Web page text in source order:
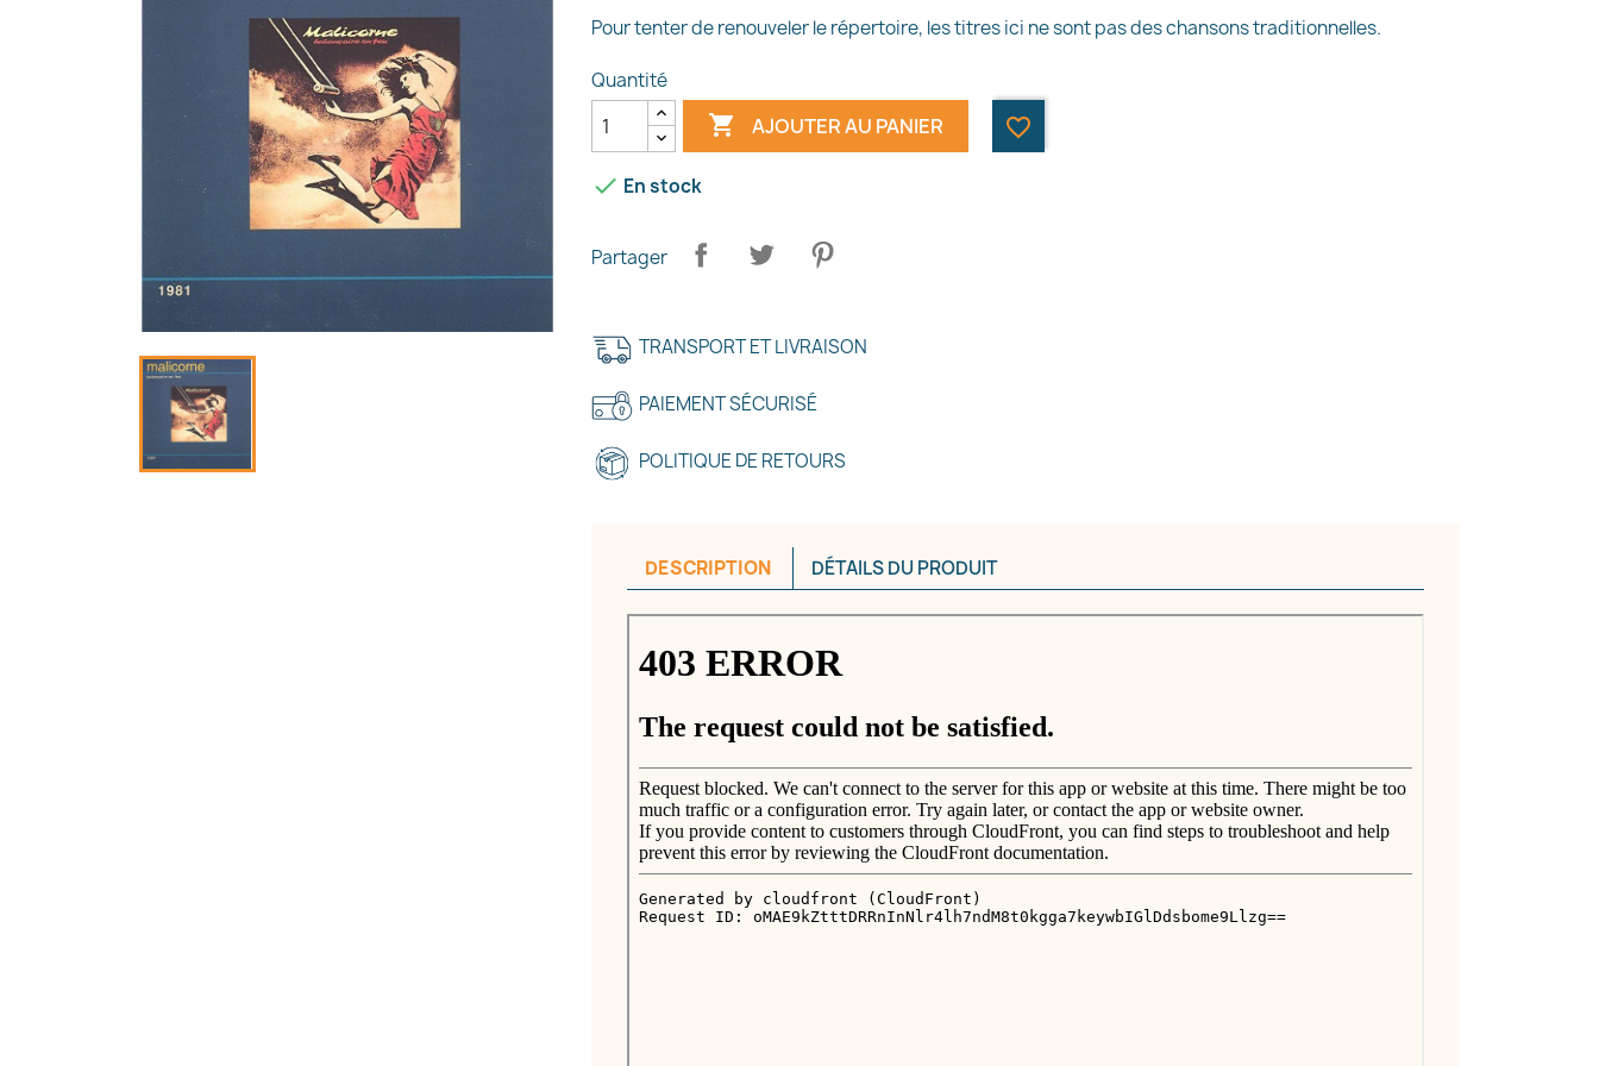
Pour tenter de renouveler le répertoire, les titres ici ne sont pas des chansons traditionnelles.
Quantité
 AJOUTER AU PANIER favorite_border
 En stock
Partager
TRANSPORT ET LIVRAISON
PAIEMENT SÉCURISÉ
POLITIQUE DE RETOURS
DESCRIPTION DÉTAILS DU PRODUIT